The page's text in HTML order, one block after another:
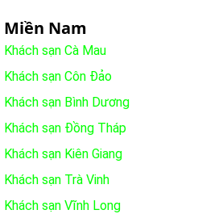
Miền Nam
Khách sạn Cà Mau
Khách sạn Côn Đảo
Khách sạn Bình Dương
Khách sạn Đồng Tháp
Khách sạn Kiên Giang
Khách sạn Trà Vinh
Khách sạn Vĩnh Long